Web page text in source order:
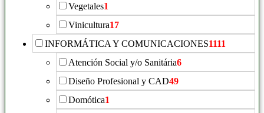
Vegetales1
Vinicultura17
INFORMÁTICA Y COMUNICACIONES1111
Atención Social y/o Sanitária6
Diseño Profesional y CAD49
Domótica1